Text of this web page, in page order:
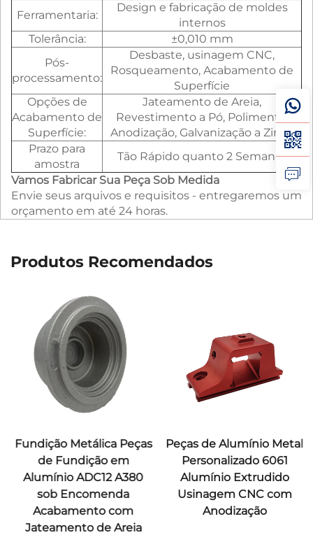
Ferramentaria:
Design e fabricação de moldes
internos
Tolerância:
±0,010 mm
Pós-
processamento:
Desbaste, usinagem CNC,
Rosqueamento, Acabamento de
Superfície
Opções de
Acabamento de
Superfície:
Jateamento de Areia,
Revestimento a Pó, Polimento,
Anodização, Galvanização a Zinco
Prazo para
amostra
Tão Rápido quanto 2 Semanas
Vamos Fabricar Sua Peça Sob Medida
Envie seus arquivos e requisitos - entregaremos um
orçamento em até 24 horas.
Produtos Recomendados
Fundição Metálica Peças
de Fundição em
Alumínio ADC12 A380
sob Encomenda
Acabamento com
Jateamento de Areia
Peças de Alumínio Metal
Personalizado 6061
Alumínio Extrudido
Usinagem CNC com
Anodização